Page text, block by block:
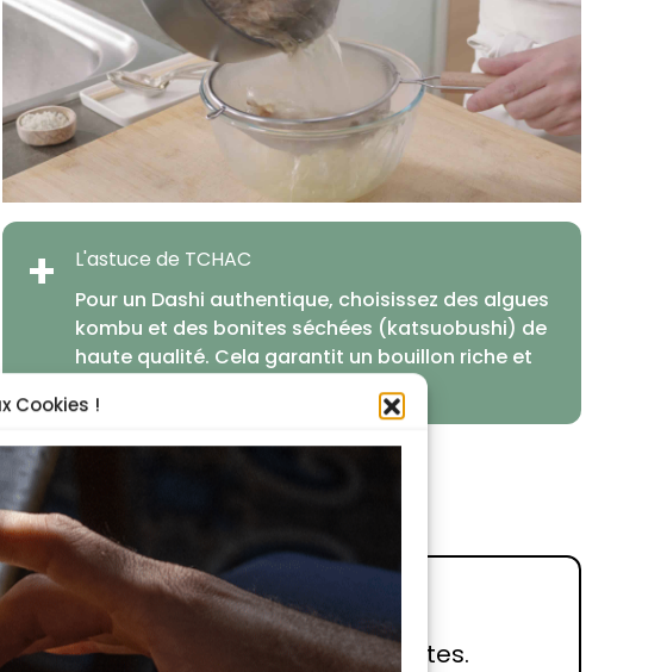
Cookies !
+
L'astuce de TCHAC
Pour un Dashi authentique, choisissez des algues
kombu et des bonites séchées (katsuobushi) de
haute qualité. Cela garantit un bouillon riche et
les à l’eau froide.
infuser hors du feu pendant 5 minutes.